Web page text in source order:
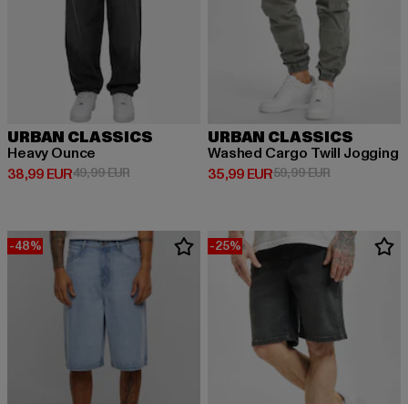
URBAN CLASSICS
Heavy Ounce
38,99 EUR
Derzeitiger Preis: 38,99 EUR
49,99 EURAktionspreis: 49,99 EUR
URBAN CLASSICS
Washed Cargo Twill Jogging
35,99 EUR
Derzeitiger Preis: 35,99 EUR
59,99 EURAktionspreis:
-48% -25%